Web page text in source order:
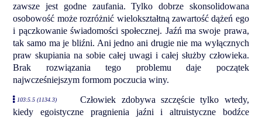
zawsze jest godne zaufania. Tylko dobrze skonsolidowana
osobowość może rozróżnić wielokształtną zawartość dążeń ego
i pączkowanie świadomości społecznej. Jaźń ma swoje prawa,
tak samo ma je bliźni. Ani jedno ani drugie nie ma wyłącznych
praw skupiania na sobie całej uwagi i całej służby człowieka.
Brak rozwiązania tego problemu daje początek
najwcześniejszym formom poczucia winy.
103:5.5 (1134.3)
Człowiek zdobywa szczęście tylko wtedy,
kiedy egoistyczne pragnienia jaźni i altruistyczne bodźce